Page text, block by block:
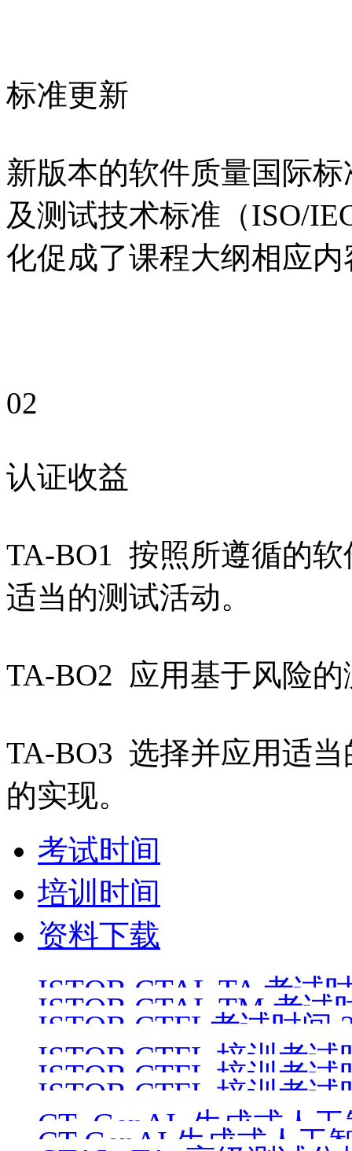
标准更新
新版本的软件质量国际标
及测试技术标准（ISO/
化促成了课程大纲相应
02
认证收益
TA-BO1 按照所遵循的
适当的测试活动。
TA-BO2 应用基于风险
TA-BO3 选择并应用适
的实现。
考试时间
培训时间
资料下载
ISTQB CTAL TA 考试
ISTQB CTAL TM 考试
ISTQB CTFL考试时间
ISTQB CTFL 培训考试
ISTQB CTFL 培训考试
ISTQB CTFL 培训考试
CT_GenAI_生成式人
CT GenAI 生成式人工